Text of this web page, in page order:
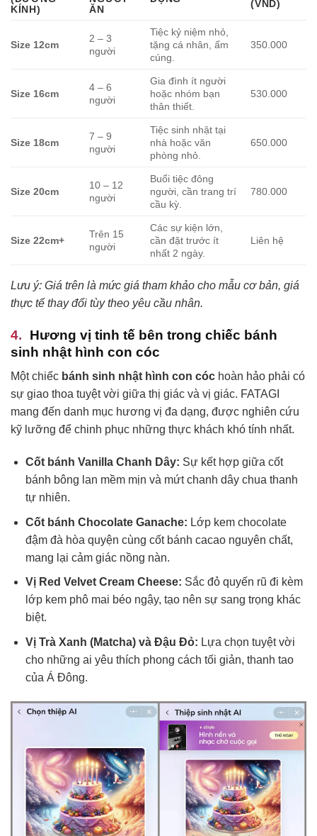
KÍNH)
ĂN
(VND)
Size 12cm
2 – 3
người
Tiệc kỷ niệm nhỏ,
tặng cá nhân, ấm
cúng.
350.000
Size 16cm
4 – 6
người
Gia đình ít người
hoặc nhóm bạn
thân thiết.
530.000
Size 18cm
7 – 9
người
Tiệc sinh nhật tại
nhà hoặc văn
phòng nhỏ.
650.000
Size 20cm
10 – 12
người
Buổi tiệc đông
người, cần trang trí
cầu kỳ.
780.000
Size 22cm+
Trên 15
người
Các sự kiện lớn,
cần đặt trước ít
nhất 2 ngày.
Liên hệ
Lưu ý: Giá trên là mức giá tham khảo cho mẫu cơ bản, giá
thực tế thay đổi tùy theo yêu cầu nhân.
Hương vị tinh tế bên trong chiếc bánh
sinh nhật hình con cóc
Một chiếc bánh sinh nhật hình con cóc hoàn hảo phải có
sự giao thoa tuyệt vời giữa thị giác và vị giác. FATAGI
mang đến danh mục hương vị đa dạng, được nghiên cứu
kỹ lưỡng để chinh phục những thực khách khó tính nhất.
Cốt bánh Vanilla Chanh Dây: Sự kết hợp giữa cốt
bánh bông lan mềm mịn và mứt chanh dây chua thanh
tự nhiên.
Cốt bánh Chocolate Ganache: Lớp kem chocolate
đậm đà hòa quyện cùng cốt bánh cacao nguyên chất,
mang lại cảm giác nồng nàn.
Vị Red Velvet Cream Cheese: Sắc đỏ quyến rũ đi kèm
lớp kem phô mai béo ngậy, tạo nên sự sang trọng khác
biệt.
Vị Trà Xanh (Matcha) và Đậu Đỏ: Lựa chọn tuyệt vời
cho những ai yêu thích phong cách tối giản, thanh tao
của Á Đông.